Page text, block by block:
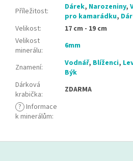
Příležitost: Dárek, Narozeniny,
pro kamarádku,
Velikost:
17 cm - 19 cm
Velikost
minerálu: 6mm
Znamení: Vodnář, Blíženci, Lev
Býk
Dárková
krabička:
ZDARMA
? Informace
k minerálům: